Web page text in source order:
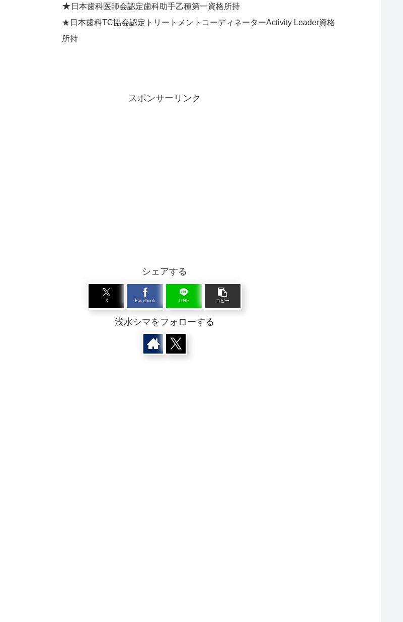
★ 日本歯科医師会認定歯科助手乙種第一資格所持
★日本歯科TC協会認定トリートメントコーディネーターActivity Leader資格
所持
スポンサーリンク
シェアする
X Facebook LINE コピー
浅水シマをフォローする